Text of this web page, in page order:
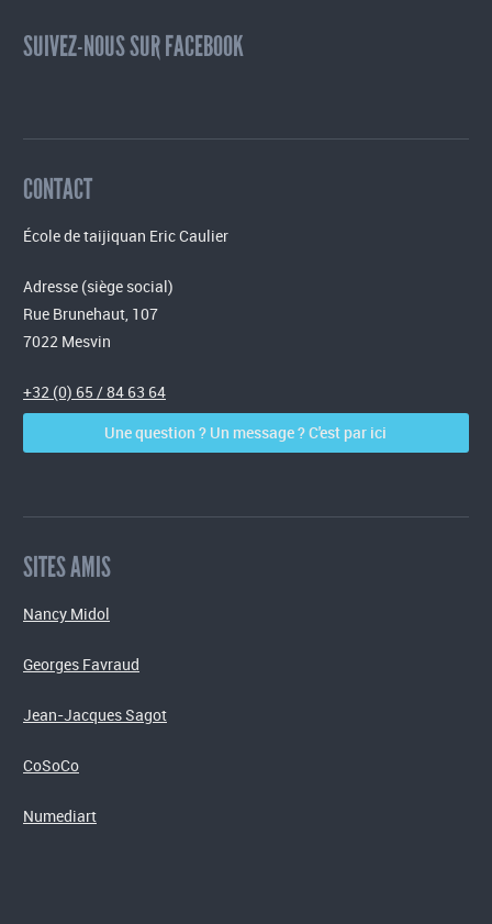
SUIVEZ-NOUS SUR FACEBOOK
CONTACT
École de taijiquan Eric Caulier
Adresse (siège social)
Rue Brunehaut, 107
7022 Mesvin
+32 (0) 65 / 84 63 64
Une question ? Un message ? C'est par ici
SITES AMIS
Nancy Midol
Georges Favraud
Jean-Jacques Sagot
CoSoCo
Numediart